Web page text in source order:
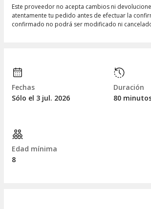
Este proveedor no acepta cambios ni
atentamente tu pedido antes de efectuar la
confirmado no podrá ser modificado ni
Fechas
Sólo el 3 jul. 2026
Duración
80
Edad mínima
8